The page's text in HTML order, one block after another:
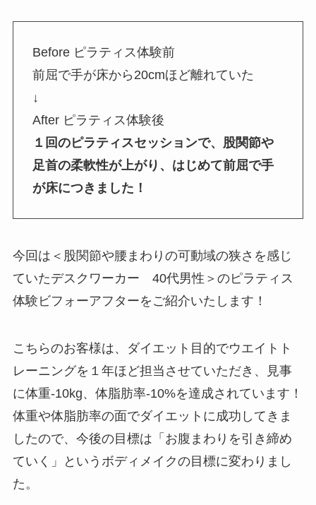
Before ピラティス体験前
前屈で手が床から20cmほど離れていた
↓
After ピラティス体験後
１回のピラティスセッションで、股関節や
足首の柔軟性が上がり、はじめて前屈で手
が床につきました！
今回は＜股関節や腰まわりの可動域の狭さを感じ
ていたデスクワーカー 40代男性＞のピラティス
体験ビフォーアフターをご紹介いたします！
こちらのお客様は、ダイエット目的でウエイトト
レーニングを１年ほど担当させていただき、見事
に体重-10kg、体脂肪率-10%を達成されています！
体重や体脂肪率の面でダイエットに成功してきま
したので、今後の目標は「お腹まわりを引き締め
ていく」というボディメイクの目標に変わりまし
た。